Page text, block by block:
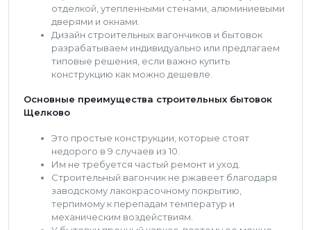
отделкой, утепленными стенами, алюминиевыми
дверями и окнами.
Дизайн строительных вагончиков и бытовок
разрабатываем индивидуально или предлагаем
типовые решения, если важно купить
конструкцию как можно дешевле.
Основные преимущества строительных бытовок
Щелково
Это простые конструкции, которые стоят
недорого в 9 случаев из 10.
Им не требуется частый ремонт и уход.
Строительный вагончик не ржавеет благодаря
заводскому лакокрасочному покрытию,
терпимому к перепадам температур и
механическим воздействиям.